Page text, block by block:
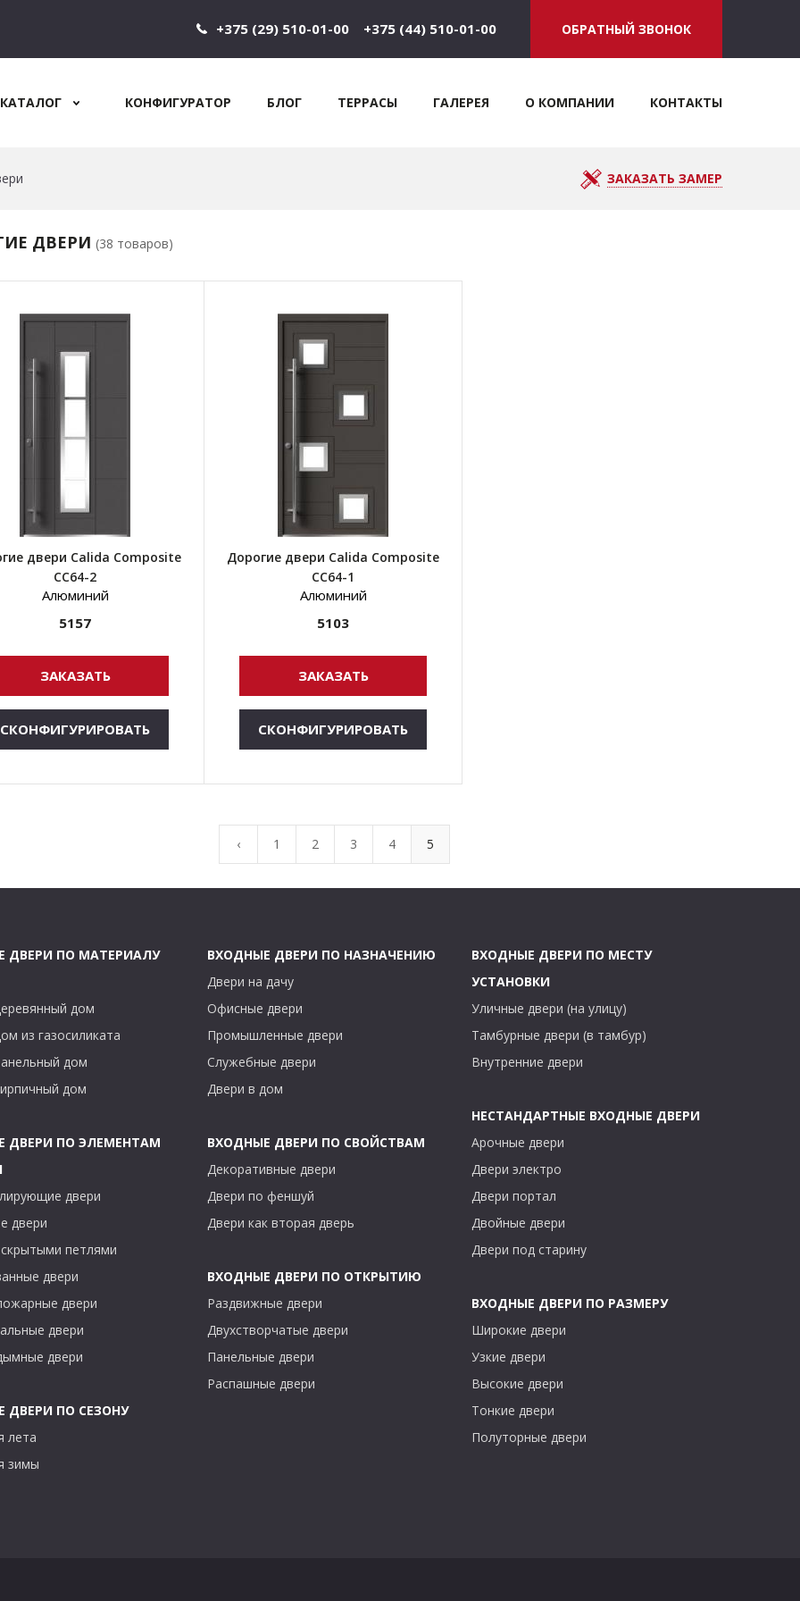
ОБРАТНЫЙ ЗВОНОК
+375 (29) 510-01-00 +375 (44) 510-01-00
КАТАЛОГ КОНФИГУРАТОР БЛОГ ТЕРРАСЫ ГАЛЕРЕЯ О КОМПАНИИ КОНТАКТЫ
ЗАКАЗАТЬ ЗАМЕР
ДВЕРИ (38 товаров)
двери Calida Composite
CC64-2
Алюминий
5157
ЗАКАЗАТЬ
СКОНФИГУРИРОВАТЬ
Дорогие двери Calida Composite
CC64-1
Алюминий
5103
ЗАКАЗАТЬ
СКОНФИГУРИРОВАТЬ
‹ 1 2 3 4 5
ДВЕРИ ПО МАТЕРИАЛУ
дом
из газосиликата
дом
дом
ДВЕРИ ПО ЭЛЕМЕНТАМ
двери
двери
петлями
двери
двери
двери
двери
ДВЕРИ ПО СЕЗОНУ
лета
зимы
ВХОДНЫЕ ДВЕРИ ПО НАЗНАЧЕНИЮ
Двери на дачу
Офисные двери
Промышленные двери
Служебные двери
Двери в дом
ВХОДНЫЕ ДВЕРИ ПО СВОЙСТВАМ
Декоративные двери
Двери по феншуй
Двери как вторая дверь
ВХОДНЫЕ ДВЕРИ ПО ОТКРЫТИЮ
Раздвижные двери
Двухстворчатые двери
Панельные двери
Распашные двери
ВХОДНЫЕ ДВЕРИ ПО МЕСТУ
УСТАНОВКИ
Уличные двери (на улицу)
Тамбурные двери (в тамбур)
Внутренние двери
НЕСТАНДАРТНЫЕ ВХОДНЫЕ ДВЕРИ
Арочные двери
Двери электро
Двери портал
Двойные двери
Двери под старину
ВХОДНЫЕ ДВЕРИ ПО РАЗМЕРУ
Широкие двери
Узкие двери
Высокие двери
Тонкие двери
Полуторные двери